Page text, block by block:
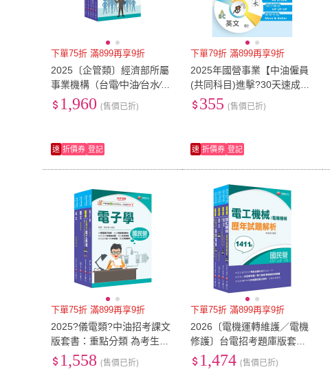
下單75折 滿899再享9折
2025〔企管類〕經濟部所屬
事業機構（台電∕中油∕台水∕台
糖）新進職員聯合甄試課文
版套書：名師精心整理重
1,960 (售價已折)
速 折價券 登記
下單79折 滿899再享9折
2025年國營事業【中油僱員
(共同科目)進擊?30天速成攻
略】（國文＋英文•考前短期
高效衝刺）（3版）
355 (售價已折)
速 折價券 登記
下單75折 滿899再享9折
2025?儀電類?中油招考課文
版套書：重點分類 為考生建
立整體觀念架構 補充完整全
面的理論！
1,558 (售價已折)
下單75折 滿899再享9折
2026〔電機運轉維護／電機
修護〕台電招考題庫版套
書：市面上內容最完整解題
套書 綜觀
1,474 (售價已折)